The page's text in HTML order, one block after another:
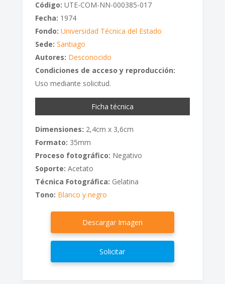
Código: UTE-COM-NN-000385-017
Fecha: 1974
Fondo: Universidad Técnica del Estado
Sede: Santiago
Autores: Desconocido
Condiciones de acceso y reproducción:
Uso mediante solicitud.
Ficha técnica
Dimensiones: 2,4cm x 3,6cm
Formato: 35mm
Proceso fotográfico: Negativo
Soporte: Acetato
Técnica Fotográfica: Gelatina
Tono: Blanco y negro
Descargar Imagen
Solicitar